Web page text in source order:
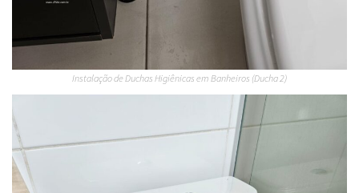
Instalação de Duchas Higiênicas em Banheiros (Ducha 2)